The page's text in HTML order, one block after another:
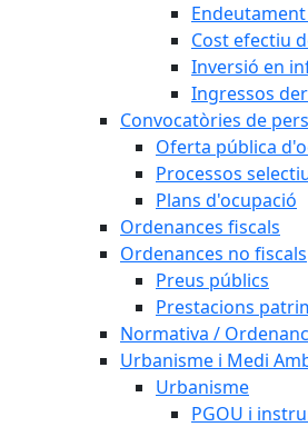
Endeutament
Cost efectiu
Inversió en
Ingressos
Convocatòries de
Oferta pública
Processos
Plans d'ocupació
Ordenances fiscals
Ordenances no fiscals
Preus públics
Prestacions
Normativa /
Urbanisme i Medi
Urbanisme
PGOU i